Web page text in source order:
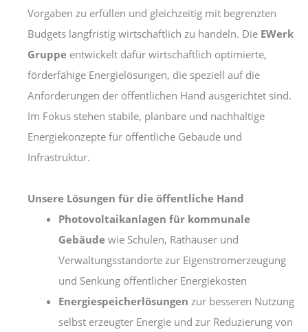
Vorgaben zu erfüllen und gleichzeitig mit begrenzten
Budgets langfristig wirtschaftlich zu handeln. Die EWerk
Gruppe entwickelt dafür wirtschaftlich optimierte,
förderfähige Energielösungen, die speziell auf die
Anforderungen der öffentlichen Hand ausgerichtet sind.
Im Fokus stehen stabile, planbare und nachhaltige
Energiekonzepte für öffentliche Gebäude und
Infrastruktur.
Unsere Lösungen für die öffentliche Hand
Photovoltaikanlagen für kommunale
Gebäude wie Schulen, Rathäuser und
Verwaltungsstandorte zur Eigenstromerzeugung
und Senkung öffentlicher Energiekosten
Energiespeicherlösungen zur besseren Nutzung
selbst erzeugter Energie und zur Reduzierung von